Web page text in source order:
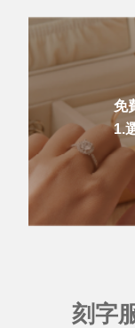
免
1.
刻字